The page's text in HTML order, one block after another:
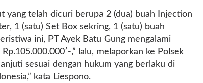
yang telah dicuri berupa 2 (dua) buah Injection
1 (satu) Set Box sekring, 1 (satu) buah
ini, PT Ayek Batu Gung mengalami
,” lalu, melaporkan ke Polsek
sesuai dengan hukum yang berlaku di
kata Liespono.